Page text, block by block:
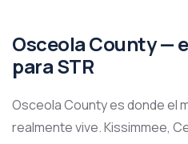
Osceola County —
para STR
Osceola County es donde el
realmente vive. Kissimmee,